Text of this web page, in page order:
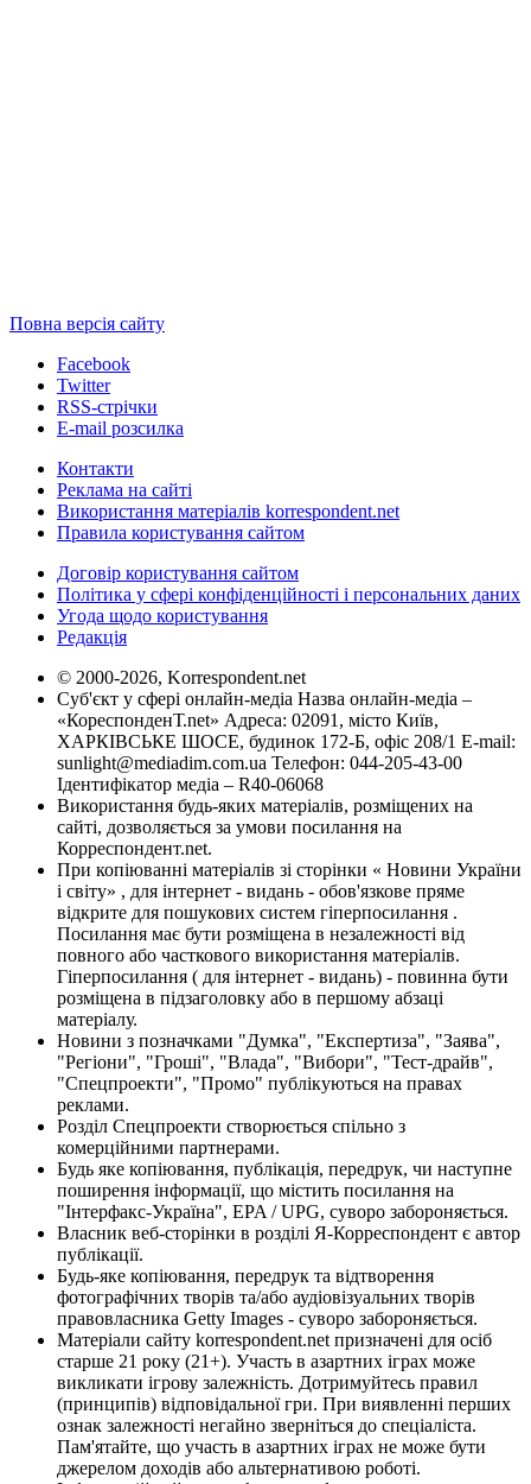
Повна версія сайту
Facebook
Twitter
RSS-стрічки
E-mail розсилка
Контакти
Реклама на сайті
Використання матеріалів korrespondent.net
Правила користування сайтом
Договір користування сайтом
Політика у сфері конфіденційності і персональних даних
Угода щодо користування
Редакція
© 2000-2026, Korrespondent.net
Суб'єкт у сфері онлайн-медіа Назва онлайн-медіа –
«КореспонденТ.net» Адреса: 02091, місто Київ,
ХАРКІВСЬКЕ ШОСЕ, будинок 172-Б, офіс 208/1 E-mail:
sunlight@mediadim.com.ua Телефон: 044-205-43-00
Ідентифікатор медіа – R40-06068
Використання будь-яких матеріалів, розміщених на
сайті, дозволяється за умови посилання на
Корреспондент.net.
При копіюванні матеріалів зі сторінки « Новини України
і світу» , для інтернет - видань - обов'язкове пряме
відкрите для пошукових систем гіперпосилання .
Посилання має бути розміщена в незалежності від
повного або часткового використання матеріалів.
Гіперпосилання ( для інтернет - видань) - повинна бути
розміщена в підзаголовку або в першому абзаці
матеріалу.
Новини з позначками "Думка", "Експертиза", "Заява",
"Регіони", "Гроші", "Влада", "Вибори", "Тест-драйв",
"Спецпроекти", "Промо" публікуються на правах
реклами.
Розділ Спецпроекти створюється спільно з
комерційними партнерами.
Будь яке копіювання, публікація, передрук, чи наступне
поширення інформації, що містить посилання на
"Інтерфакс-Україна", EPA / UPG, суворо забороняється.
Власник веб-сторінки в розділі Я-Корреспондент є автор
публікації.
Будь-яке копіювання, передрук та відтворення
фотографічних творів та/або аудіовізуальних творів
правовласника Getty Images - суворо забороняється.
Матеріали сайту korrespondent.net призначені для осіб
старше 21 року (21+). Участь в азартних іграх може
викликати ігрову залежність. Дотримуйтесь правил
(принципів) відповідальної гри. При виявленні перших
ознак залежності негайно зверніться до спеціаліста.
Пам'ятайте, що участь в азартних іграх не може бути
джерелом доходів або альтернативою роботі.